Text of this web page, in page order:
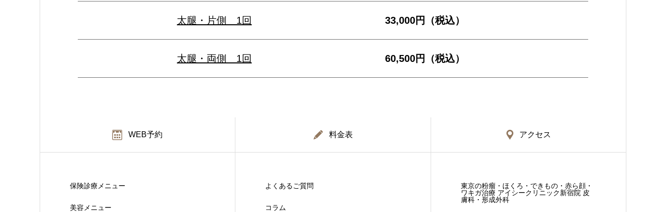
太腿・片側 1回 33,000円（税込）
太腿・両側 1回 60,500円（税込）
WEB予約 料金表 アクセス
保険診療メニュー
美容メニュー
よくあるご質問
コラム
東京の粉瘤・ほくろ・できもの・赤ら顔・
ワキガ治療 アイシークリニック新宿院 皮
膚科・形成外科